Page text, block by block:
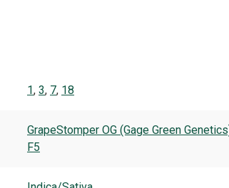
1, 3, 7, 18
GrapeStomper OG (Gage Green
F5